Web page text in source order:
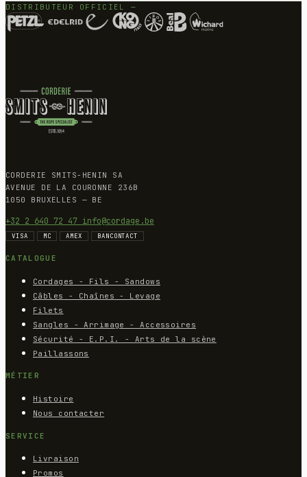
DISTRIBUTEUR OFFICIEL —
CORDERIE SMITS-HENIN SA
AVENUE DE LA COURONNE 236B
1050 BRUXELLES — BE
+32 2 640 72 47 info@cordage.be
VISA MC AMEX BANCONTACT
CATALOGUE
Cordages - Fils - Sandows
Câbles - Chaînes - Levage
Filets
Sangles - Arrimage - Accessoires
Sécurité - E.P.I. - Arts de la scène
Paillassons
MÉTIER
Histoire
Nous contacter
SERVICE
Livraison
Promos